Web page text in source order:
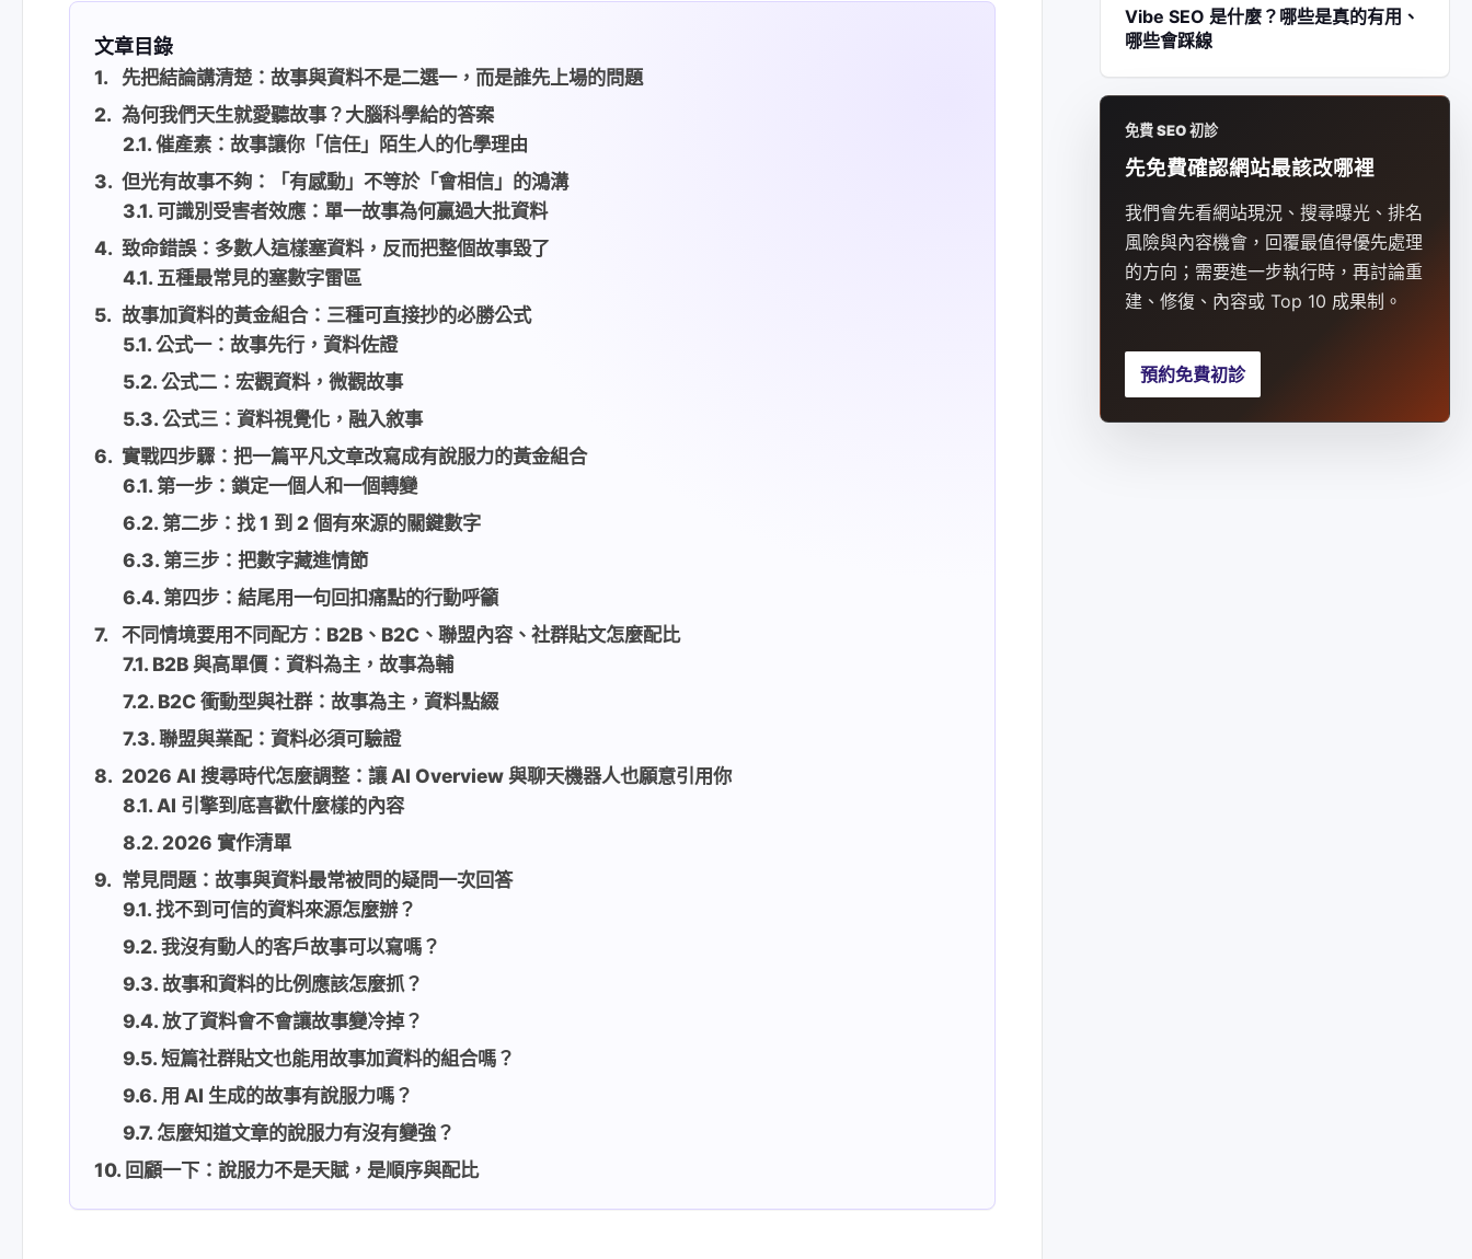
文章目錄
先把結論講清楚：故事與資料不是二選一，而是誰先上場的問題
為何我們天生就愛聽故事？大腦科學給的答案
催產素：故事讓你「信任」陌生人的化學理由
但光有故事不夠：「有感動」不等於「會相信」的鴻溝
可識別受害者效應：單一故事為何贏過大批資料
致命錯誤：多數人這樣塞資料，反而把整個故事毀了
五種最常見的塞數字雷區
故事加資料的黃金組合：三種可直接抄的必勝公式
公式一：故事先行，資料佐證
公式二：宏觀資料，微觀故事
公式三：資料視覺化，融入敘事
實戰四步驟：把一篇平凡文章改寫成有說服力的黃金組合
第一步：鎖定一個人和一個轉變
第二步：找 1 到 2 個有來源的關鍵數字
第三步：把數字藏進情節
第四步：結尾用一句回扣痛點的行動呼籲
不同情境要用不同配方：B2B、B2C、聯盟內容、社群貼文怎麼配比
B2B 與高單價：資料為主，故事為輔
B2C 衝動型與社群：故事為主，資料點綴
聯盟與業配：資料必須可驗證
2026 AI 搜尋時代怎麼調整：讓 AI Overview 與聊天機器人也願意引用你
AI 引擎到底喜歡什麼樣的內容
2026 實作清單
常見問題：故事與資料最常被問的疑問一次回答
找不到可信的資料來源怎麼辦？
我沒有動人的客戶故事可以寫嗎？
故事和資料的比例應該怎麼抓？
放了資料會不會讓故事變冷掉？
短篇社群貼文也能用故事加資料的組合嗎？
用 AI 生成的故事有說服力嗎？
怎麼知道文章的說服力有沒有變強？
回顧一下：說服力不是天賦，是順序與配比
Vibe SEO 是什麼？哪些是真的有用、
哪些會踩線
免費 SEO 初診
先免費確認網站最該改哪裡
我們會先看網站現況、搜尋曝光、排名
風險與內容機會，回覆最值得優先處理
的方向；需要進一步執行時，再討論重
建、修復、內容或 Top 10 成果制。
預約免費初診